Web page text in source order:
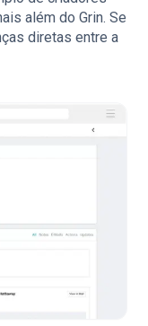
além do Grin. Se
diretas entre a